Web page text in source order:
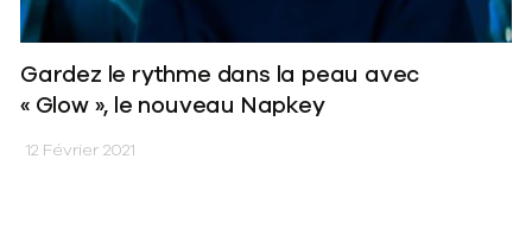
Gardez le rythme dans la peau avec
« Glow », le nouveau Napkey
12 Février 2021